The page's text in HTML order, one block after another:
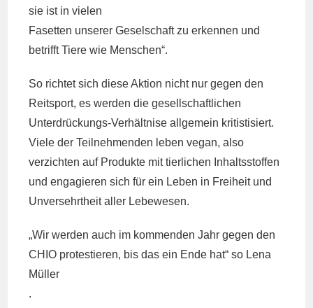
sie ist in vielen
Fasetten unserer Geselschaft zu erkennen und
betrifft Tiere wie Menschen“.
So richtet sich diese Aktion nicht nur gegen den
Reitsport, es werden die gesellschaftlichen
Unterdrückungs-Verhältnise allgemein kritistisiert.
Viele der Teilnehmenden leben vegan, also
verzichten auf Produkte mit tierlichen Inhaltsstoffen
und engagieren sich für ein Leben in Freiheit und
Unversehrtheit aller Lebewesen.
„Wir werden auch im kommenden Jahr gegen den
CHIO protestieren, bis das ein Ende hat“ so Lena
Müller
.